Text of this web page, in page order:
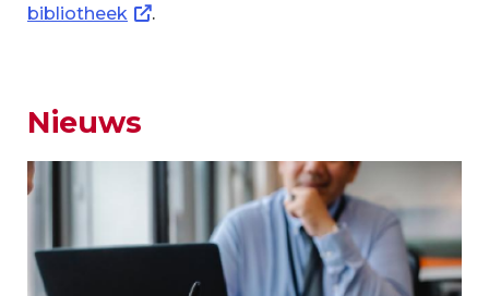
bibliotheek
.
Nieuws